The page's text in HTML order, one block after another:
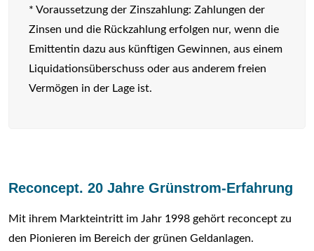
* Voraussetzung der Zinszahlung: Zahlungen der
Zinsen und die Rückzahlung erfolgen nur, wenn die
Emittentin dazu aus künftigen Gewinnen, aus einem
Liquidationsüberschuss oder aus anderem freien
Vermögen in der Lage ist.
Reconcept. 20 Jahre Grünstrom-Erfahrung
Mit ihrem Markteintritt im Jahr 1998 gehört reconcept zu
den Pionieren im Bereich der grünen Geldanlagen.